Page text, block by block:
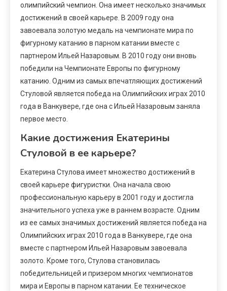
олимпийский чемпион. Она имеет несколько значимых
достижений в своей карьере. В 2009 году она
завоевала золотую медаль на чемпионате мира по
фигурному катанию в парном катании вместе с
партнером Ильей Назаровым. В 2010 году они вновь
победили на Чемпионате Европы по фигурному
катанию. Одним из самых впечатляющих достижений
Стуловой является победа на Олимпийских играх 2010
года в Ванкувере, где она с Ильей Назаровым заняла
первое место.
Какие достижения Екатерины
Стуловой в ее карьере?
Екатерина Стулова имеет множество достижений в
своей карьере фигуристки. Она начала свою
профессиональную карьеру в 2001 году и достигла
значительного успеха уже в раннем возрасте. Одним
из ее самых значимых достижений является победа на
Олимпийских играх 2010 года в Ванкувере, где она
вместе с партнером Ильей Назаровым завоевала
золото. Кроме того, Стулова становилась
победительницей и призером многих чемпионатов
мира и Европы в парном катании. Ее техническое